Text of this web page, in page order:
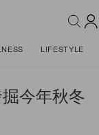
LIFESTYLE
今年秋冬